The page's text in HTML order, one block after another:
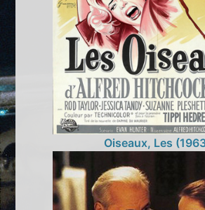
Oiseaux, Les